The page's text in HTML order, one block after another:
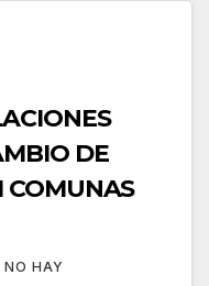
DE
COMUNAS
NO HAY